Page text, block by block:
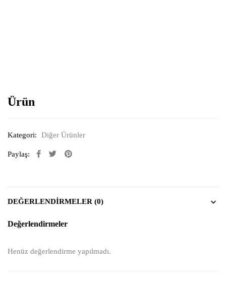
Ürün
Kategori: Diğer Ürünler
Paylaş:
DEĞERLENDIRMELER (0)
Değerlendirmeler
Henüz değerlendirme yapılmadı.